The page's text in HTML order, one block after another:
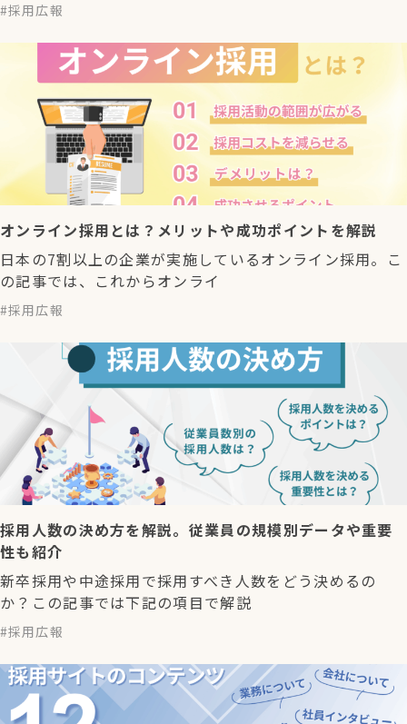
採用広報
オンライン採用とは？メリットや成功ポイントを解説
日本の7割以上の企業が実施しているオンライン採用。こ
の記事では、これからオンライ
採用広報
採用人数の決め方を解説。従業員の規模別データや重要
性も紹介
新卒採用や中途採用で採用すべき人数をどう決めるの
か？この記事では下記の項目で解説
採用広報